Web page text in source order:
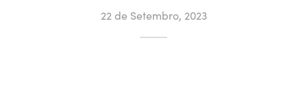
22 de Setembro, 2023